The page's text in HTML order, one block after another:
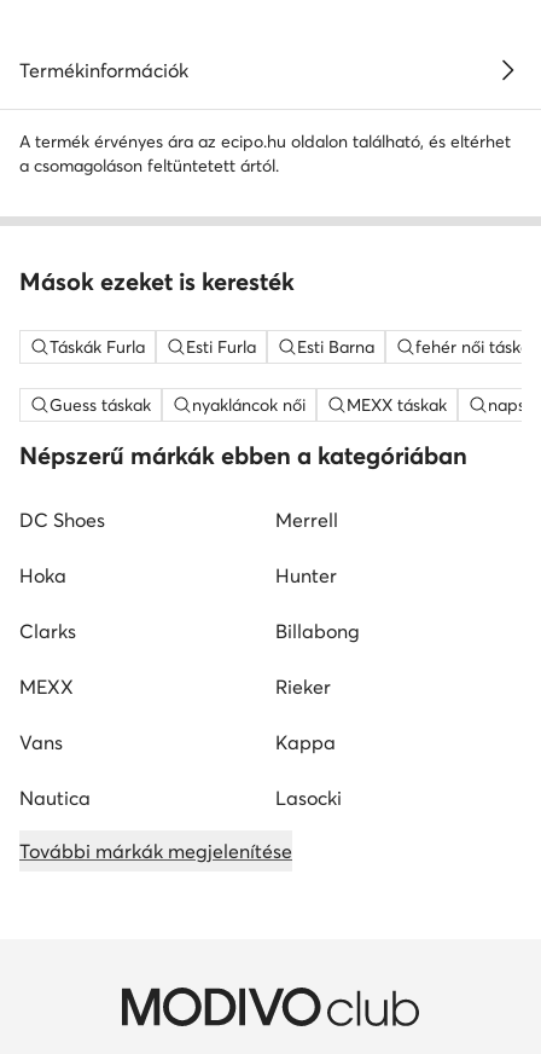
Termékinformációk
A termék érvényes ára az ecipo.hu oldalon található, és eltérhet
a csomagoláson feltüntetett ártól.
Mások ezeket is keresték
Táskák Furla Esti Furla Esti Barna fehér női táskak
Guess táskak nyakláncok női MEXX táskak
Népszerű márkák ebben a kategóriában
DC Shoes Merrell
Hoka Hunter
Clarks Billabong
MEXX Rieker
Vans Kappa
Nautica Lasocki
További márkák megjelenítése